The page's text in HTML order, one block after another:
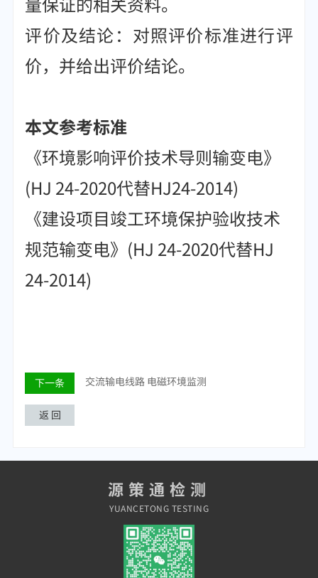
评价及结论：对照评价标准进行评
价，并给出评价结论。
本文参考标准
《环境影响评价技术导则输变电》
(HJ 24-2020代替HJ24-2014)
《建设项目竣工环境保护验收技术
规范输变电》(HJ 24-2020代替HJ
24-2014)
返 回
下一条 交流输电线路 电磁环境监测
源策通检测
YUANCETONG TESTING